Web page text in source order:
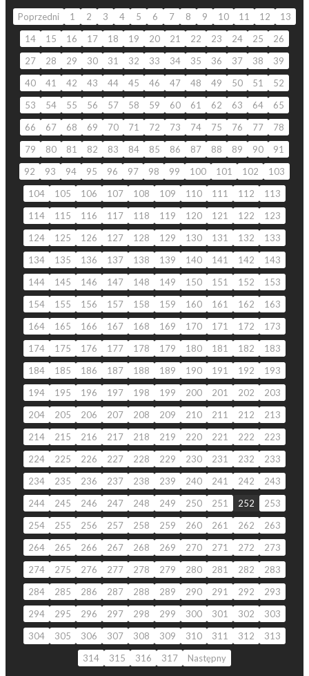
Poprzedni 1 2 3 4 5 6 7 8 9 10 11 12
13
14
15 16 17 18 19 20 21 22 23 24 25
26
27
28 29 30 31 32 33 34 35 36 37 38
39
40
41 42 43 44 45 46 47 48 49 50 51
52
53
54 55 56 57 58 59 60 61 62 63 64
65
66
67 68 69 70 71 72 73 74 75 76 77
78
79
80 81 82 83 84 85 86 87 88 89 90
91
92
93 94 95 96 97 98 99 100 101 102
103
104
105 106 107 108 109 110 111 112
113
114
115 116 117 118 119 120 121 122
123
124
125 126 127 128 129 130 131 132
133
134
135 136 137 138 139 140 141 142
143
144
145 146 147 148 149 150 151 152
153
154
155 156 157 158 159 160 161 162
163
164
165 166 167 168 169 170 171 172
173
174
175 176 177 178 179 180 181 182
183
184
185 186 187 188 189 190 191 192
193
194
195 196 197 198 199 200 201 202
203
204
205 206 207 208 209 210 211 212
213
214
215 216 217 218 219 220 221 222
223
224
225 226 227 228 229 230 231 232
233
234
235 236 237 238 239 240 241 242
243
244
245 246 247 248 249 250 251 252
253
254
255 256 257 258 259 260 261 262
263
264
265 266 267 268 269 270 271 272
273
274
275 276 277 278 279 280 281 282
283
284
285 286 287 288 289 290 291 292
293
294
295 296 297 298 299 300 301 302
303
304
305 306 307 308 309 310 311 312
313
314
315 316 317 Następny